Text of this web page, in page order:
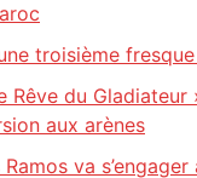
troisième
Rêve du Gladiateur
aux arènes
va